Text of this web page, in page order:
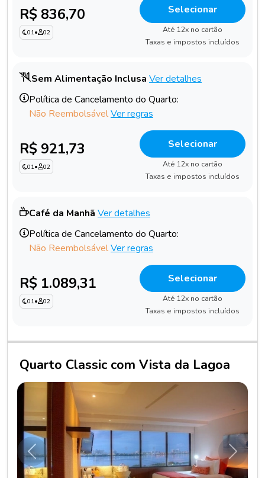
R$ 836,70
01• 02
Selecionar
Até 12x no cartão
Taxas e impostos incluídos
Sem Alimentação Inclusa Ver detalhes
Política de Cancelamento do Quarto:
Não ReembolsávelVer regras
R$ 921,73
01• 02
Selecionar
Até 12x no cartão
Taxas e impostos incluídos
Café da Manhã Ver detalhes
Política de Cancelamento do Quarto:
Não ReembolsávelVer regras
R$ 1.089,31
01• 02
Selecionar
Até 12x no cartão
Taxas e impostos incluídos
Quarto Classic com Vista da Lagoa
Anterior